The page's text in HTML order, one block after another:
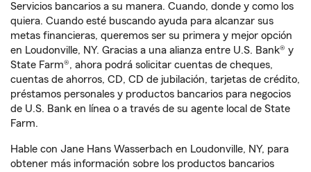
Servicios bancarios a su manera. Cuando, donde y como los
quiera. Cuando esté buscando ayuda para alcanzar sus
metas financieras, queremos ser su primera y mejor opción
en Loudonville, NY. Gracias a una alianza entre U.S. Bank® y
State Farm®, ahora podrá solicitar cuentas de cheques,
cuentas de ahorros, CD, CD de jubilación, tarjetas de crédito,
préstamos personales y productos bancarios para negocios
de U.S. Bank en línea o a través de su agente local de State
Farm.
Hable con Jane Hans Wasserbach en Loudonville, NY, para
obtener más información sobre los productos bancarios